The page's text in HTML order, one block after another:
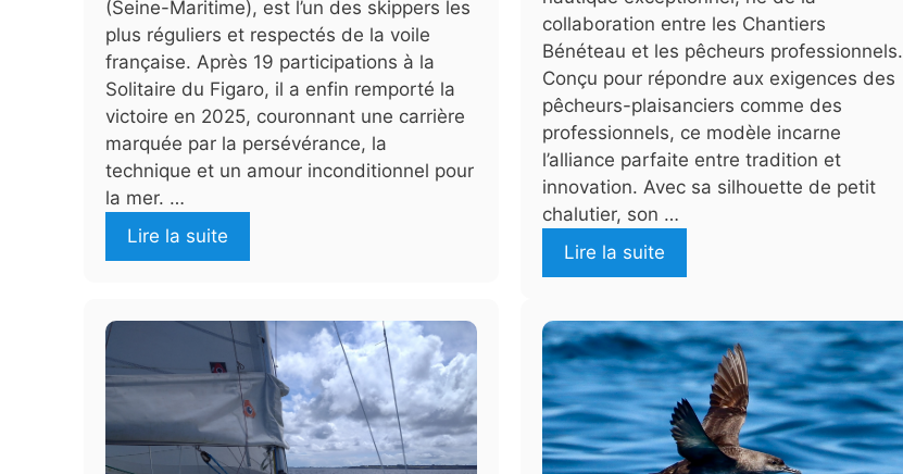
(Seine-Maritime), est l’un des skippers les
plus réguliers et respectés de la voile
française. Après 19 participations à la
Solitaire du Figaro, il a enfin remporté la
victoire en 2025, couronnant une carrière
marquée par la persévérance, la
technique et un amour inconditionnel pour
la mer. …
Lire la suite
collaboration entre les Chantiers
Bénéteau et les pêcheurs professionnels.
Conçu pour répondre aux exigences des
pêcheurs-plaisanciers comme des
professionnels, ce modèle incarne
l’alliance parfaite entre tradition et
innovation. Avec sa silhouette de petit
chalutier, son …
Lire la suite